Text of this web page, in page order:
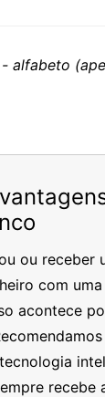
alfabeto
ou receber
com
acontece
recebe